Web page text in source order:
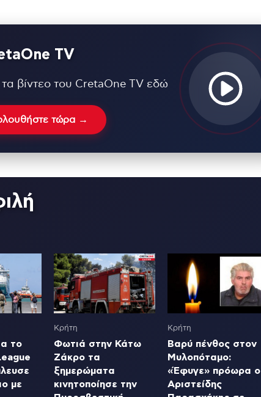
TV
βίντεο του CretaOne TV εδώ
τώρα →
το
με
Κρήτη
Φωτιά στην Κάτω
Ζάκρο τα
ξημερώματα
κινητοποίησε την
Κρήτη
Βαρύ πένθος στον
Μυλοπόταμο:
«Έφυγε» πρόωρα ο
Αριστείδης